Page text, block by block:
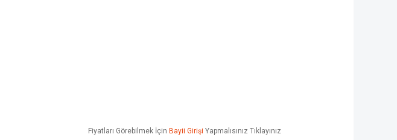
Fiyatları Görebilmek İçin Bayii Girişi Yapmalısınız Tıklayınız